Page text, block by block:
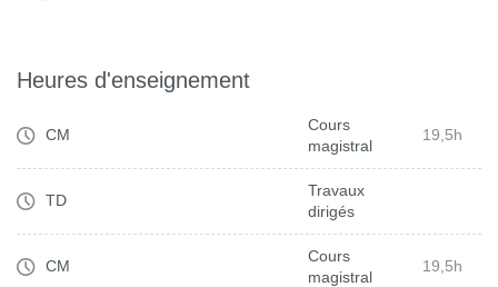
Heures d'enseignement
CM
Cours
magistral
19,5h
TD
Travaux
dirigés
CM
Cours
magistral
19,5h